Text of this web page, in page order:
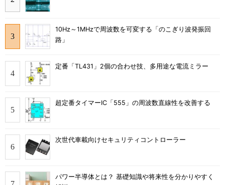
10Hz～1MHzで周波数を可変する「のこぎり波発振回
路」
定番「TL431」2個の合わせ技、多用途な電流ミラー
超定番タイマーIC「555」の周波数直線性を改善する
次世代車載向けセキュリティコントローラー
パワー半導体とは？ 基礎知識や将来性を分かりやすく